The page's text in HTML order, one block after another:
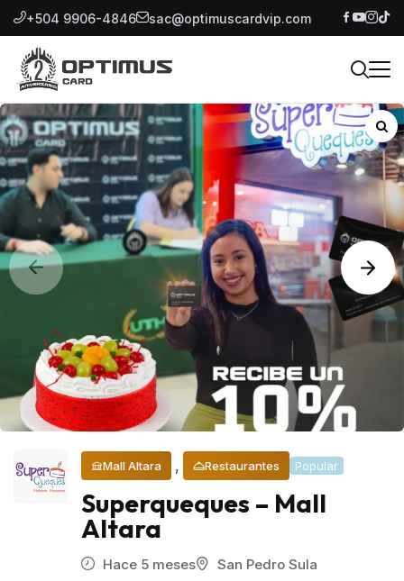
+504 9906-4846 sac@optimuscardvip.com
Mall Altara , Restaurantes Popular
Superqueques – Mall
Altara
Hace 5 meses
San Pedro Sula